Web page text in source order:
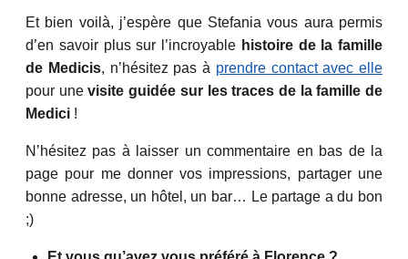
Et bien voilà, j’espère que Stefania vous aura permis
d’en savoir plus sur l’incroyable histoire de la famille
de Medicis, n’hésitez pas à prendre contact avec elle
pour unevisite guidée sur les traces de la famille de
Medici !
N’hésitez pas à laisser un commentaire en bas de la
page pour me donner vos impressions, partager une
bonne adresse, un hôtel, un bar… Le partage a du bon
;)